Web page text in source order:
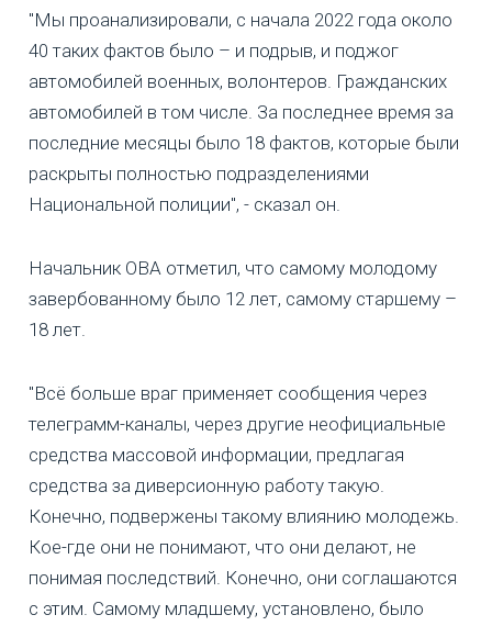
"Мы проанализировали, с начала 2022 года около
40 таких фактов было – и подрыв, и поджог
автомобилей военных, волонтеров. Гражданских
автомобилей в том числе. За последнее время за
последние месяцы было 18 фактов, которые были
раскрыты полностью подразделениями
Национальной полиции", - сказал он.
Начальник ОВА отметил, что самому молодому
завербованному было 12 лет, самому старшему –
18 лет.
"Всё больше враг применяет сообщения через
телеграмм-каналы, через другие неофициальные
средства массовой информации, предлагая
средства за диверсионную работу такую.
Конечно, подвержены такому влиянию молодежь.
Кое-где они не понимают, что они делают, не
понимая последствий. Конечно, они соглашаются
с этим. Самому младшему, установлено, было